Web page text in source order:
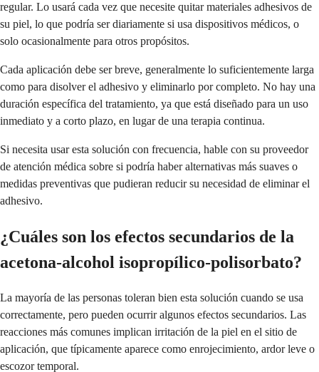
regular. Lo usará cada vez que necesite quitar materiales adhesivos de
su piel, lo que podría ser diariamente si usa dispositivos médicos, o
solo ocasionalmente para otros propósitos.
Cada aplicación debe ser breve, generalmente lo suficientemente larga
como para disolver el adhesivo y eliminarlo por completo. No hay una
duración específica del tratamiento, ya que está diseñado para un uso
inmediato y a corto plazo, en lugar de una terapia continua.
Si necesita usar esta solución con frecuencia, hable con su proveedor
de atención médica sobre si podría haber alternativas más suaves o
medidas preventivas que pudieran reducir su necesidad de eliminar el
adhesivo.
¿Cuáles son los efectos secundarios de la
acetona-alcohol isopropílico-polisorbato?
La mayoría de las personas toleran bien esta solución cuando se usa
correctamente, pero pueden ocurrir algunos efectos secundarios. Las
reacciones más comunes implican irritación de la piel en el sitio de
aplicación, que típicamente aparece como enrojecimiento, ardor leve o
escozor temporal.